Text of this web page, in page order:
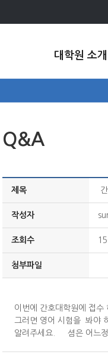
대학원 소개
Q&A
제목
작성자
조회수
첨부파일
이번에 간호대학원에 접수
그러면 영어 시험을 봐야
알려주세요.```셤은 어느